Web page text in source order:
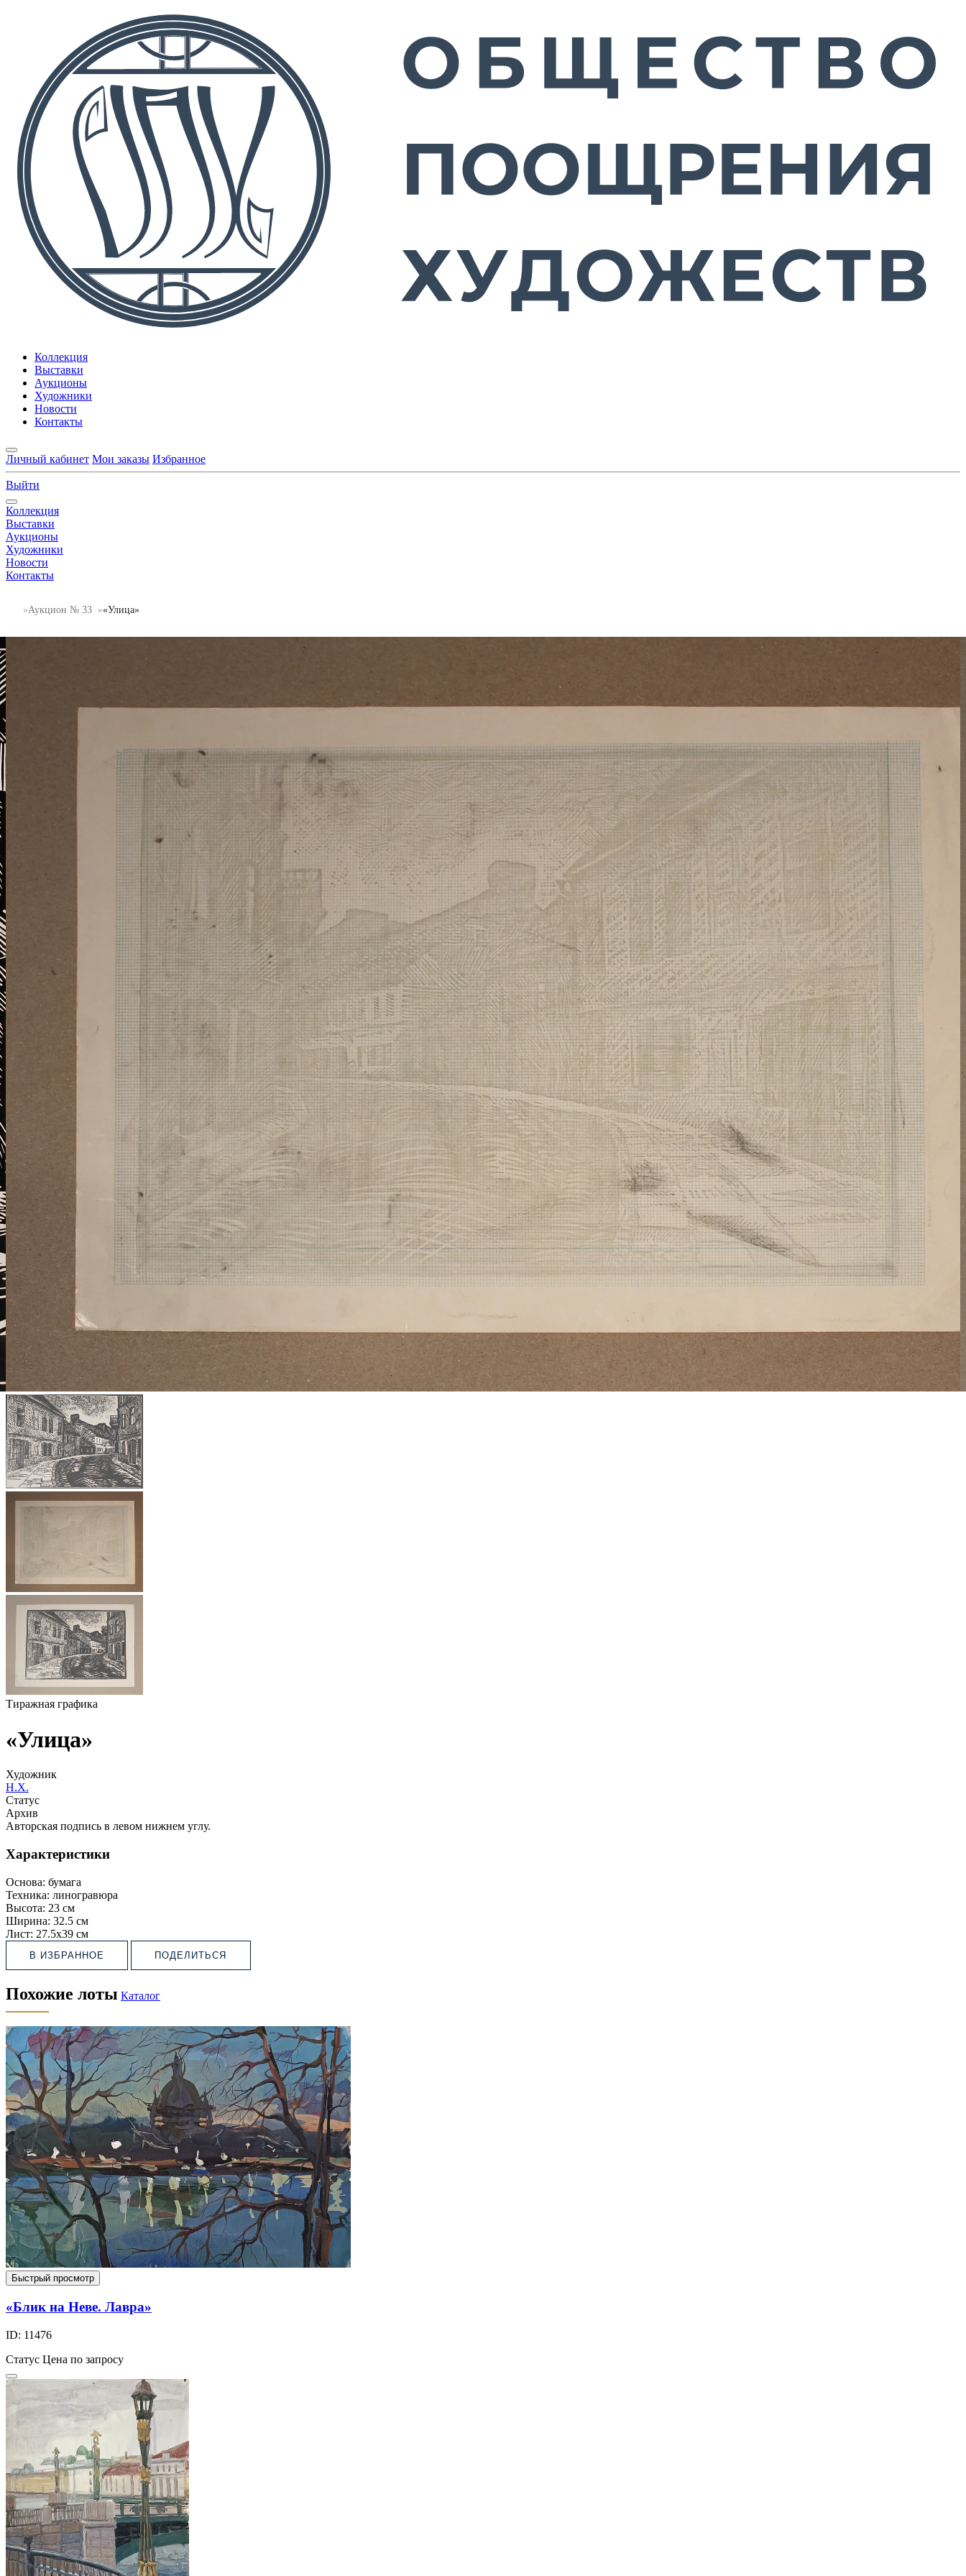
Коллекция
Выставки
Аукционы
Художники
Новости
Контакты
Личный кабинет Мои заказы Избранное
Выйти
Коллекция
Выставки
Аукционы
Художники
Новости
Контакты
Аукцион № 33 «Улица»
Тиражная графика
«Улица»
Художник
Н.Х.
Статус
Архив
Авторская подпись в левом нижнем углу.
Характеристики
Основа: бумага
Техника: линогравюра
Высота: 23 см
Ширина: 32.5 см
Лист: 27.5х39 см
В ИЗБРАННОЕ ПОДЕЛИТЬСЯ
Похожие лоты Каталог
Быстрый просмотр
«Блик на Неве. Лавра»
ID: 11476
Статус Цена по запросу